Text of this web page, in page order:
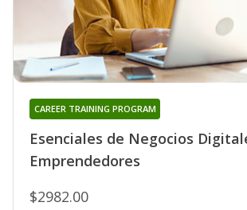
Esenciales de Negocios
Emprendedores
CAREER TRAINING PROGRAM
$2982.00